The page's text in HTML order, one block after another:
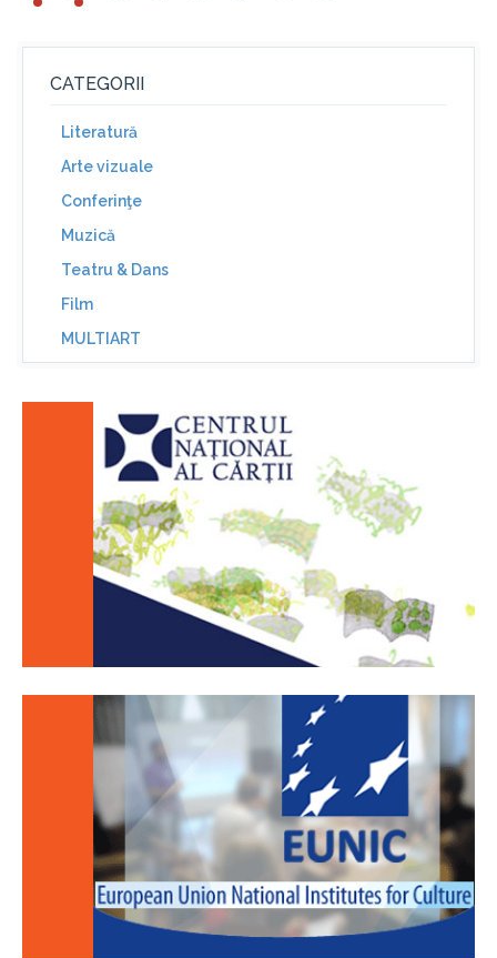
CATEGORII
Literatură
Arte vizuale
Conferinţe
Muzică
Teatru & Dans
Film
MULTIART